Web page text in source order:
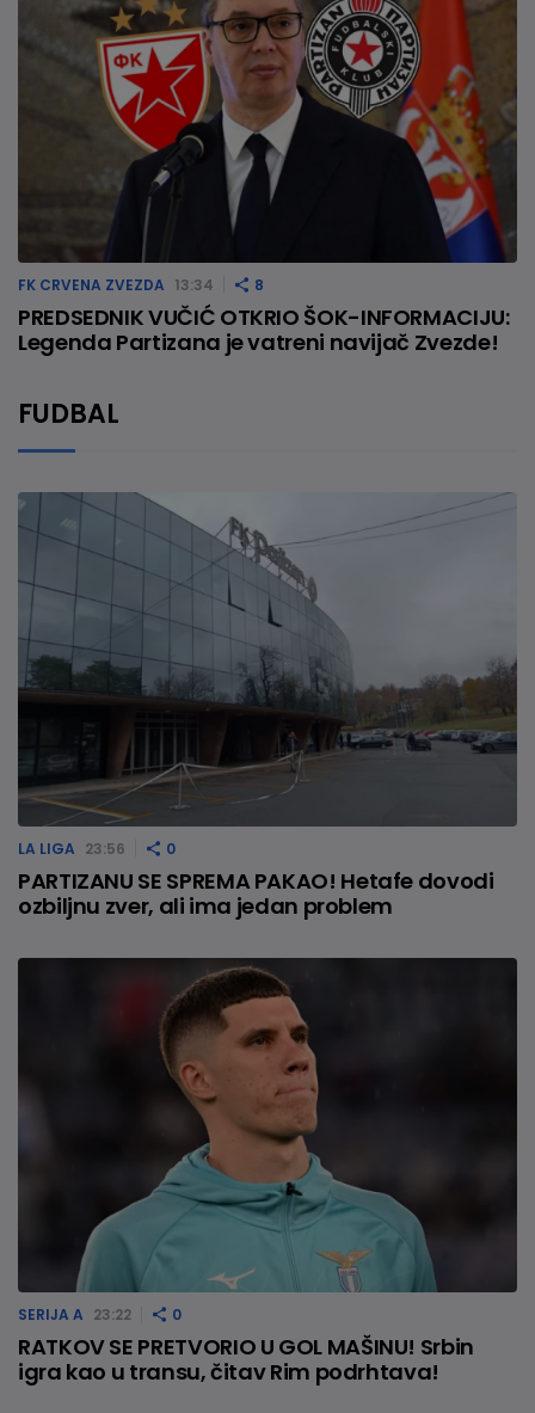
FK CRVENA ZVEZDA 13:34 8
PREDSEDNIK VUČIĆ OTKRIO ŠOK-INFORMACIJU:
Legenda Partizana je vatreni navijač Zvezde!
FUDBAL
LA LIGA 23:56 0
PARTIZANU SE SPREMA PAKAO! Hetafe dovodi
ozbiljnu zver, ali ima jedan problem
SERIJA A 23:22 0
RATKOV SE PRETVORIO U GOL MAŠINU! Srbin
igra kao u transu, čitav Rim podrhtava!